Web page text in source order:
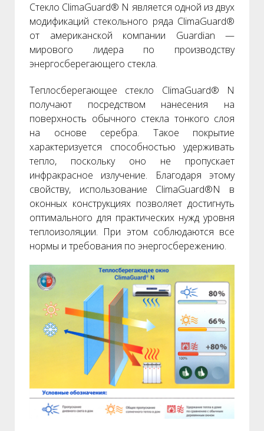
Стекло ClimaGuard® N является одной из двух
модификаций стекольного ряда ClimaGuard®
от американской компании Guardian —
мирового лидера по производству
энергосберегающего стекла.
Теплосберегающее стекло ClimaGuard® N
получают посредством нанесения на
поверхность обычного стекла тонкого слоя
на основе серебра. Такое покрытие
характеризуется способностью удерживать
тепло, поскольку оно не пропускает
инфракрасное излучение. Благодаря этому
свойству, использование ClimaGuard®N в
оконных конструкциях позволяет достигнуть
оптимального для практических нужд уровня
теплоизоляции. При этом соблюдаются все
нормы и требования по энергосбережению.